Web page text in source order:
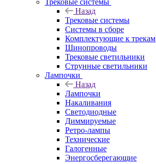
Трековые системы
Назад
Трековые системы
Системы в сборе
Комплектующие к трекам
Шинопроводы
Трековые светильники
Струнные светильники
Лампочки
Назад
Лампочки
Накаливания
Светодиодные
Диммируемые
Ретро-лампы
Технические
Галогенные
Энергосберегающие